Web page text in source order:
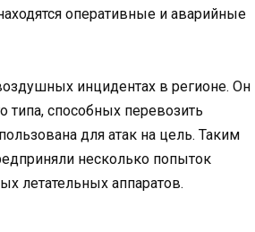
оперативные и аварийные
инцидентах в регионе. Он
типа, способных перевозить
для атак на цель. Таким
несколько попыток
летательных аппаратов.